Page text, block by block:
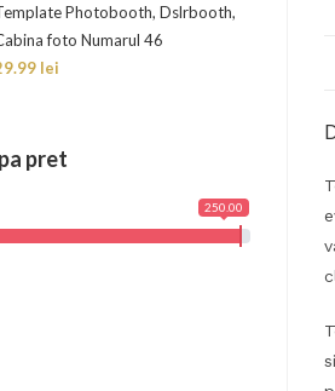
Photobooth, Dslrbooth,
foto Numarul 46
lei
pret
250.00